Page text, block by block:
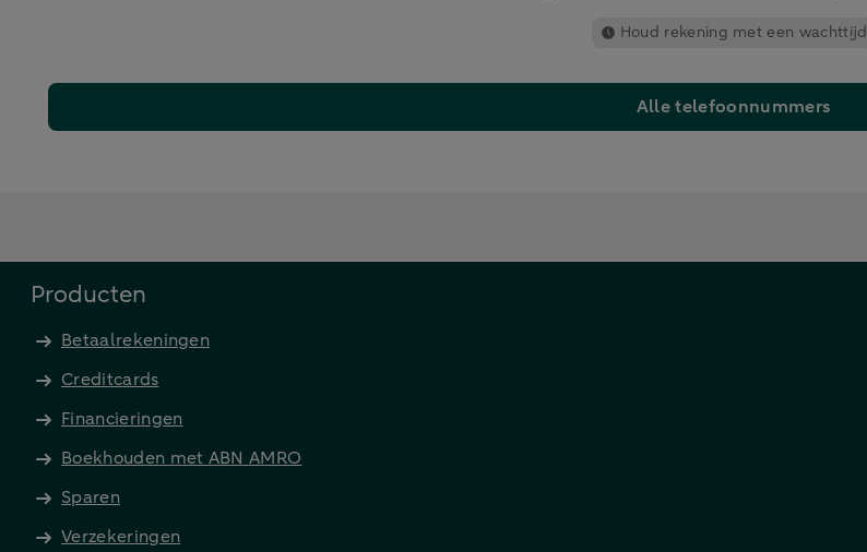
Houd rekening met een wachttijd
Alle telefoonnummers
Producten
Betaalrekeningen
Creditcards
Financieringen
Boekhouden met ABN AMRO
Sparen
Verzekeringen